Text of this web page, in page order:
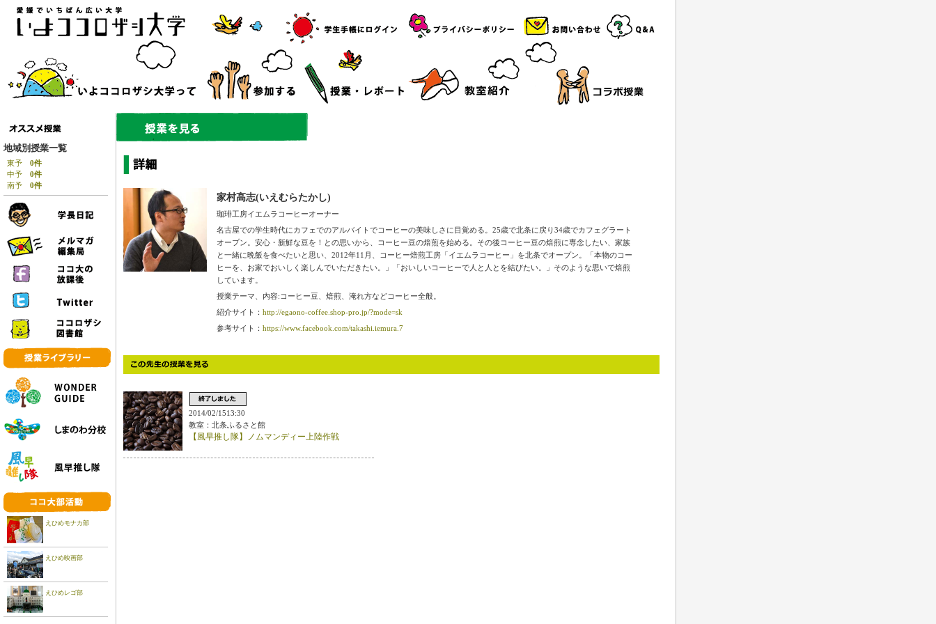
地域別授業一覧
東予 0件
中予 0件
南予 0件
えひめモナカ部
えひめ映画部
えひめレゴ部
家村高志(いえむらたかし)
珈琲工房イエムラコーヒーオーナー
名古屋での学生時代にカフェでのアルバイトでコーヒーの美味しさに目覚める。25歳で北条に戻り34歳でカフェグラート
オープン。安心・新鮮な豆を！との思いから、コーヒー豆の焙煎を始める。その後コーヒー豆の焙煎に専念したい、家族
と一緒に晩飯を食べたいと思い、2012年11月、コーヒー焙煎工房「イエムラコーヒー」を北条でオープン。「本物のコー
ヒーを、お家でおいしく楽しんでいただきたい。」「おいしいコーヒーで人と人とを結びたい。」そのような思いで焙煎
しています。
授業テーマ、内容:コーヒー豆、焙煎、淹れ方などコーヒー全般。
紹介サイト： http://egaono-coffee.shop-pro.jp/?mode=sk
参考サイト： https://www.facebook.com/takashi.iemura.7
2014/02/1513:30
教室：北条ふるさと館
【風早推し隊】ノムマンディー上陸作戦